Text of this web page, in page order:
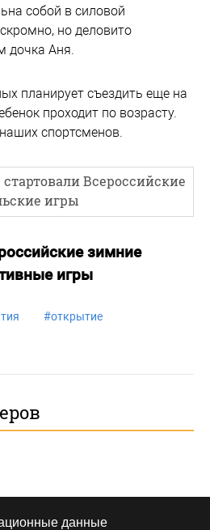
собой в силовой
но деловито
дочка Аня.
планирует съездить еще на
проходит по возрасту.
спортсменов.
Всероссийские
игры
зимние
игры
#открытие
данные